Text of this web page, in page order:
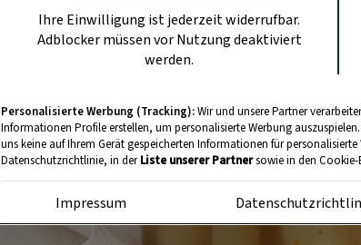
Ihre Einwilligung ist jederzeit widerrufbar.
Adblocker müssen vor Nutzung deaktiviert
werden.
Personalisierte Werbung (Tracking):Wir und unsere Partner
Informationen Profile erstellen, um personalisierte Werbung
uns keine auf Ihrem Gerät gespeicherten Informationen für
Datenschutzrichtlinie, in derListe unserer Partnersowie in den Cookie-
Impressum